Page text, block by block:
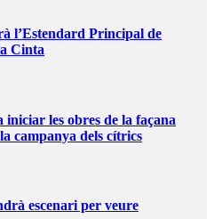
l’Estendard Principal de
Cinta
les obres de la façana
campanya dels cítrics
escenari per veure